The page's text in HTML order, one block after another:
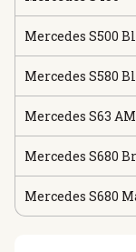
Mercedes S500
Mercedes S580
Mercedes S63
Mercedes S680
Mercedes S680